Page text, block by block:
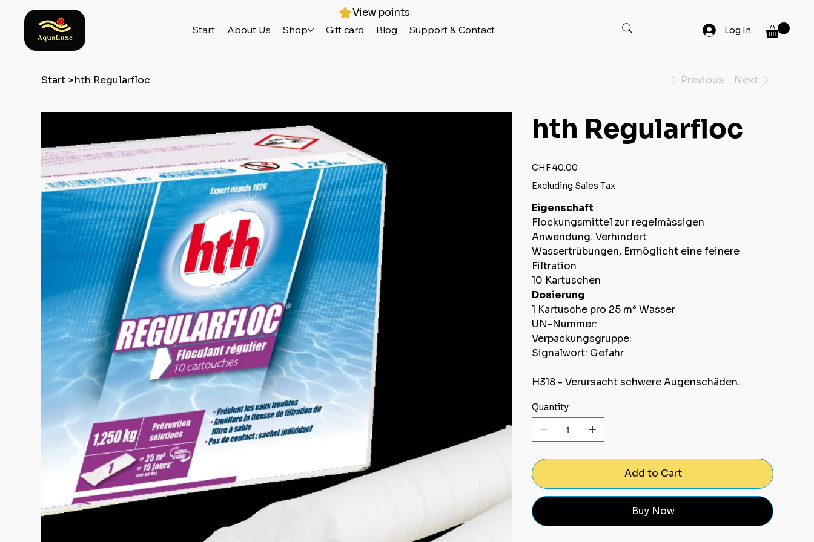
Start About Us Shop Gift card Blog Support & Contact
View points
Log In
Start >hth Regularfloc Previous Next
hth Regularfloc
Price
CHF 40.00
Excluding Sales Tax
Eigenschaft
Flockungsmittel zur regelmässigen
Anwendung. Verhindert
Wassertrübungen, Ermöglicht eine feinere
Filtration
10 Kartuschen
Dosierung
1 Kartusche pro 25 m³ Wasser
UN-Nummer:
Verpackungsgruppe:
Signalwort: Gefahr
H318 - Verursacht schwere Augenschäden.
Quantity
Add to Cart
Buy Now